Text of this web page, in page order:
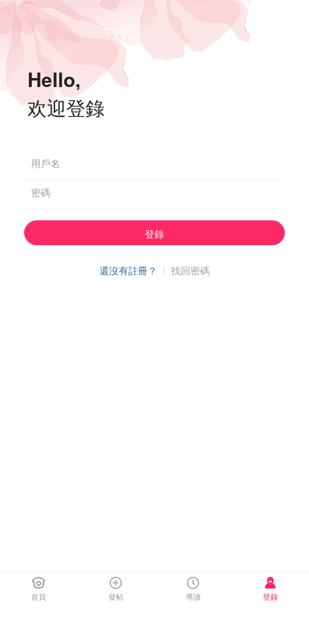
Hello,
欢迎登錄
用戶名
密碼
登錄
還沒有註冊？ | 找回密碼
首頁 發帖 導讀 登錄